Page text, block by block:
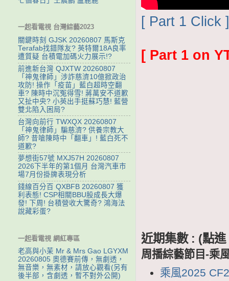
[ Part 1 Click ]
[ Part 1 on
近期集數 : (點
周播綜藝節目-乘
乘風2025
一起看電視 台灣綜藝2023
關鍵時刻 GJSK 20260807 馬斯克
Terafab找錯隊友? 英特爾18A良率
遭質疑 台積電加碼火力展示!?
前進新台灣 QJXTW 20260807
「神鬼律師」涉詐慈濟10億掀政治
攻防! 操作「疫苗」藍白超時空翻
車? 陳時中沉冤得雪! 蔣萬安不道歉
又扯中央? 小英出手挺蘇巧慧! 藍營
雙北陷入困局?
台灣向前行 TWXQX 20260807
「神鬼律師」騙慈濟? 供養宗教大
師? 昔嗆陳時中「翻車」! 藍白死不
道歉?
夢想街57號 MXJ57H 20260807
2026下半年的第1個月 台灣汽車市
場7月份掛牌表現分析
錢線百分百 QXBFB 20260807 獲
利表態! CSP相關BBU股成長大爆
發! 下周! 台積營收大驚奇? 鴻海法
說藏彩蛋?
一起看電視 網紅專區
老高與小茉 Mr & Mrs Gao LGYXM
20260805 奧德賽前傳，無劇透，
無音樂，無素材，請放心觀看(另有
後半部，含劇透，暫不對外公開)